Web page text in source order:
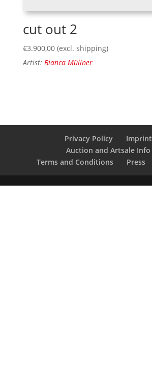
cut out 2
€3.900,00 (excl. shipping)
Artist: Bianca Müllner
Privacy Policy
Imprint
Auction and Artsale Info
Terms and Conditions
Press